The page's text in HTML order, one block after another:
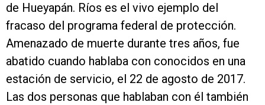
de Hueyapán. Ríos es el vivo ejemplo del
fracaso del programa federal de protección.
Amenazado de muerte durante tres años, fue
abatido cuando hablaba con conocidos en una
estación de servicio, el 22 de agosto de 2017.
Las dos personas que hablaban con él también